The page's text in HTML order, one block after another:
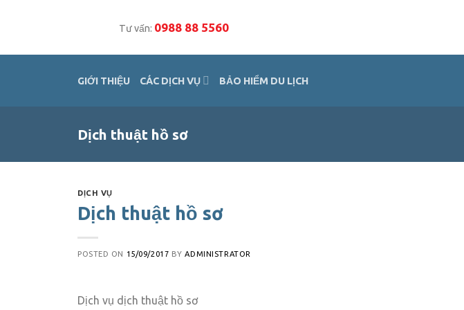
Tư vấn: 0988 88 5560
GIỚI THIỆU CÁC DỊCH VỤ BẢO HIỂM DU LỊCH
Dịch thuật hồ sơ
DỊCH VỤ
Dịch thuật hồ sơ
POSTED ON 15/09/2017 BYADMINISTRATOR
Dịch vụ dịch thuật hồ sơ